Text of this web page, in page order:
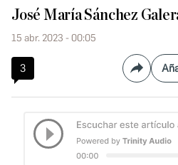
José María Sánchez
15 abr. 2023 - 00:05
3